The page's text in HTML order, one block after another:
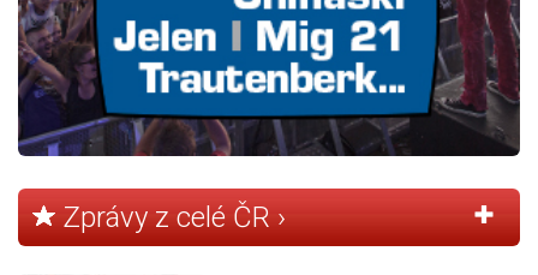
Zprávy z celé ČR ›